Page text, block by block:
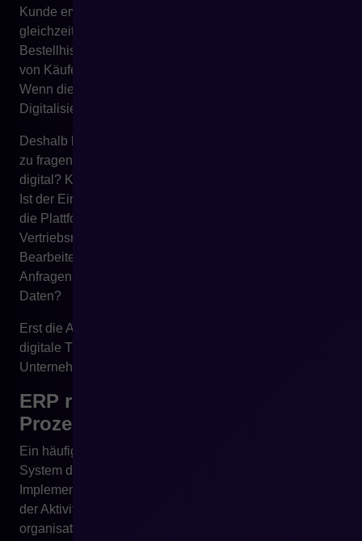
Kunde erwartet Komfort aus B2C, braucht aber
gleichzeitig seine Preise, Dokumente, Berechtigungen,
Bestellhistorie, Einkaufslisten, schnelle Wiederholung
von Käufen, Angebotsanfragen und Freigabeprozesse.
Wenn die Plattform dies nicht unterstützt, bleibt die
Digitalisierung unvollständig.
Deshalb lohnt es sich nach der ERP-Implementierung
zu fragen: Wie erlebt der Kunde unser Unternehmen
digital? Kann er selbstständig Informationen erhalten?
Ist der Einkaufsprozess einfacher als vorher? Verkürzt
die Plattform die Servicezeit? Hat der
Vertriebsmitarbeiter mehr Raum für Beratung?
Bearbeitet Customer Service weniger wiederkehrende
Anfragen? Vertraut der Kunde den im Panel sichtbaren
Daten?
Erst die Antworten auf diese Fragen zeigen, ob die
digitale Transformation wirklich über das Backoffice des
Unternehmens hinausgegangen ist.
ERP reicht nicht aus, wenn
Prozesse unbeschrieben bleiben
Ein häufiges Problem ist die Überzeugung, dass das
System die Prozesse selbst ordnet. Die ERP-
Implementierung kann die Standardisierung eines Teils
der Aktivitäten erzwingen, löst aber nicht alle
organisatorischen Unklarheiten. Wenn das